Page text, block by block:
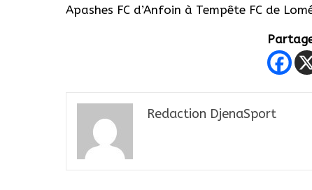
Apashes FC d’Anfoin à Tempête FC de
Redaction DjenaSport